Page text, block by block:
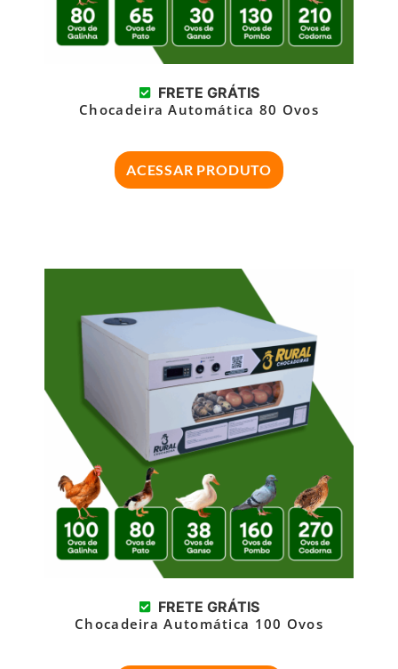
FRETE GRÁTIS
Chocadeira Automática 80 Ovos
ACESSAR PRODUTO
FRETE GRÁTIS
Chocadeira Automática 100 Ovos